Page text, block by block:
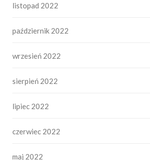
listopad 2022
październik 2022
wrzesień 2022
sierpień 2022
lipiec 2022
czerwiec 2022
maj 2022